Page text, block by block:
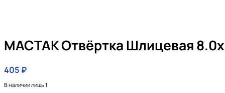
MACTAK Отвёртка Шлицевая
405 ₽
В наличии лишь 1